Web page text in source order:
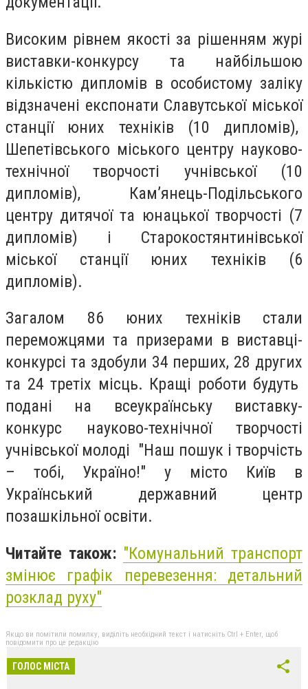
Високим рівнем якості за рішенням журі
виставки-конкурсу та найбільшою
кількістю дипломів в особистому заліку
відзначені експонати Славутської міської
станції юних техніків (10 дипломів),
Шепетівського міського центру науково-
технічної творчості учнівської (10
дипломів), Кам’янець-Подільського
центру дитячої та юнацької творчості (7
дипломів) і Старокостянтинівської
міської станції юних техніків (6
дипломів).
Загалом 86 юних техніків стали
переможцями та призерами в виставці-
конкурсі та здобули 34 перших, 28 других
та 24 третіх місць. Кращі роботи будуть
подані на всеукраїнську виставку-
конкурс науково-технічної творчості
учнівської молоді "Наш пошук і творчість
– тобі, Україно!" у місто Київ в
Український державний центр
позашкільної освіти.
Читайте також: "Комунальний транспорт
змінює графік перевезення: детальний
розклад руху"
Якщо ви помітили помилку, виділіть необхідний текст і натисніть Ctrl + Enter, щоб
повідомити про це редакцію
ГОЛОС МІСТА